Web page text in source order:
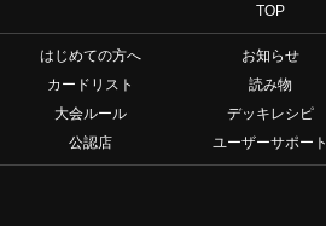
TOP
はじめての方へ お知らせ
カードリスト
読み物
大会ルール
デッキレシピ
公認店
ユーザーサポート